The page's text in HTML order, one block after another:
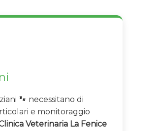
🐾 necessitano di
e monitoraggio
Veterinaria La Fenice